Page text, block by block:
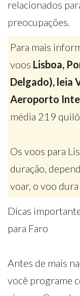
relacionados
preocupações.
Para mais
voos Lisboa,
Delgado), leia
Aeroporto
média 219
Os voos para
duração,
voar, o voo
Dicas
para Faro
Antes de mais
você programe